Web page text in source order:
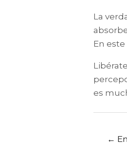
La
En
es
←